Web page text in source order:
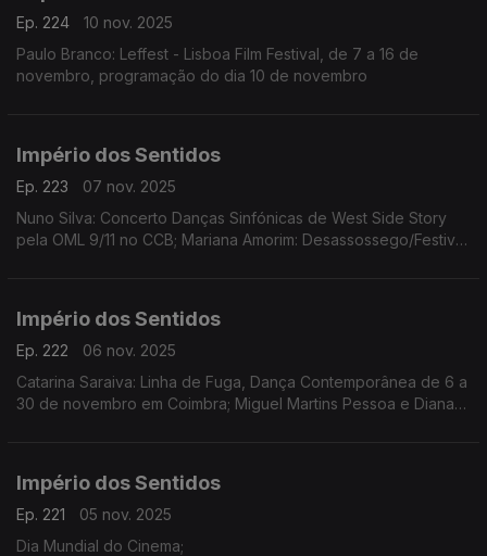
Ep. 224
10 nov. 2025
Paulo Branco: Leffest - Lisboa Film Festival, de 7 a 16 de
novembro, programação do dia 10 de novembro
Império dos Sentidos
Ep. 223
07 nov. 2025
Nuno Silva: Concerto Danças Sinfónicas de West Side Story
pela OML 9/11 no CCB; Mariana Amorim: Desassossego/Festival
Império dos Sentidos
Ep. 222
06 nov. 2025
Catarina Saraiva: Linha de Fuga, Dança Contemporânea de 6 a
30 de novembro em Coimbra; Miguel Martins Pessoa e Diana
Império dos Sentidos
Ep. 221
05 nov. 2025
Dia Mundial do Cinema;